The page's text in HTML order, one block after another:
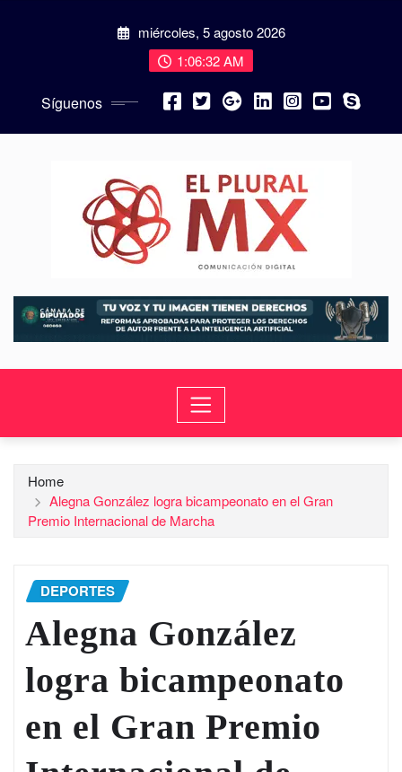
miércoles, 5 agosto 2026
1:06:33 AM
Síguenos
Home
Alegna González logra bicampeonato en el Gran
Premio Internacional de Marcha
DEPORTES
Alegna González
logra bicampeonato
en el Gran Premio